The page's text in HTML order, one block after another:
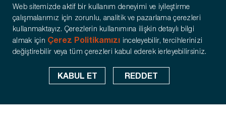
Web sitemizde aktif bir kullanım deneyimi ve iyileştirme
çalışmalarımız için zorunlu, analitik ve pazarlama çerezleri
kullanmaktayız. Çerezlerin kullanımına ilişkin detaylı bilgi
almak için Çerez Politikamızı inceleyebilir, tercihlerinizi
değiştirebilir veya tüm çerezleri kabul ederek ierleyebilirsiniz.
KABUL ET REDDET
Elektrik Laboratuvarlarımız
Su ve Isı Laboratuvarlarımız
Diğer
Yatırımcı İlişkileri
Kalite Sertifikalarımız